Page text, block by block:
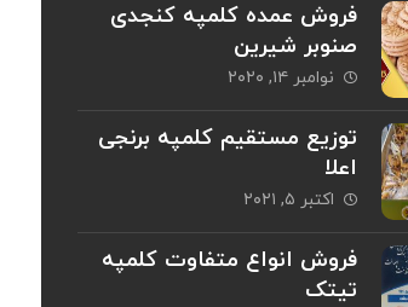
فروش عمده کلمپه کنجدی
صنوبر شیرین
نوامبر ۱۴, ۲۰۲۰
توزیع مستقیم کلمپه برنجی
اعلا
اکتبر ۵, ۲۰۲۱
فروش انواع متفاوت کلمپه
تیتک